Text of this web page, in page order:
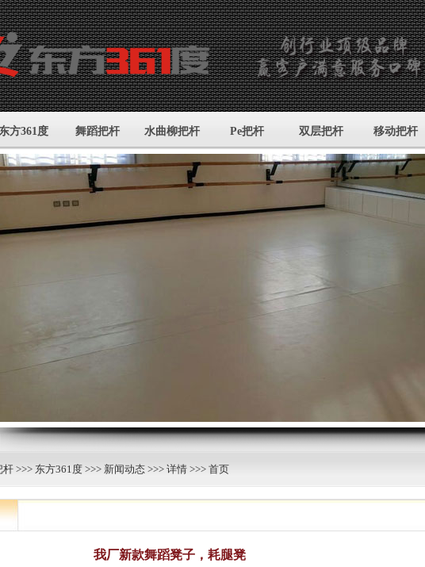
方361度 舞蹈把杆 水曲柳把杆 Pe把杆 双层把杆 移动把杆
杆 >>> 东方361度 >>> 新闻动态 >>> 详情 >>> 首页
我厂新款舞蹈凳子，耗腿凳